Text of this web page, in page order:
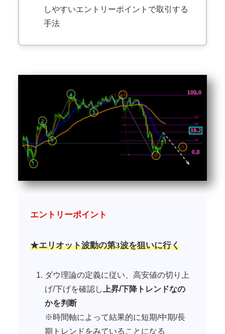
しやすいエントリーポイントで取引する
手法
エントリーポイント
★エリオット波動の第3波を狙いに行く
ダウ理論の定義に従い、高安値の切り上
げ/下げを確認し
上昇/下降トレンドなの
かを判断
※時間軸によって結果的に短期/中期/長
期トレンドをみていることになる